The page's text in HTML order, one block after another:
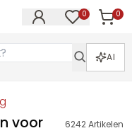
0 0
AI
voor
6242Artikelen